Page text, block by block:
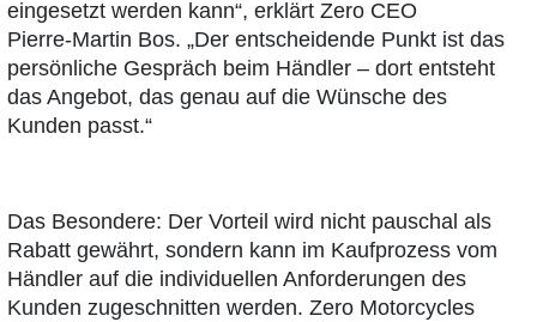
eingesetzt werden kann“, erklärt Zero CEO
Pierre‑Martin Bos. „Der entscheidende Punkt ist das
persönliche Gespräch beim Händler – dort entsteht
das Angebot, das genau auf die Wünsche des
Kunden passt.“
Das Besondere: Der Vorteil wird nicht pauschal als
Rabatt gewährt, sondern kann im Kaufprozess vom
Händler auf die individuellen Anforderungen des
Kunden zugeschnitten werden. Zero Motorcycles